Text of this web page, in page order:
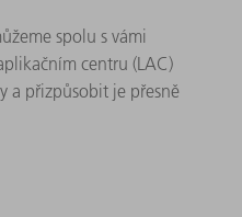
spolu s vámi
centru (LAC)
a přizpůsobit je přesně